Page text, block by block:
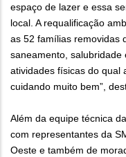
espaço de lazer e essa
local. A requalificação
as 52 famílias removidas
saneamento, salubridade
atividades físicas do qual
cuidando muito bem”,
Além da equipe técnica
com representantes da
Oeste e também de